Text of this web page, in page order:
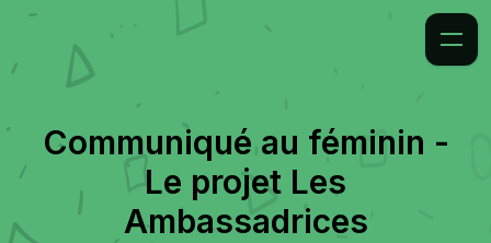
Communiqué au féminin -
Le projet Les
Ambassadrices